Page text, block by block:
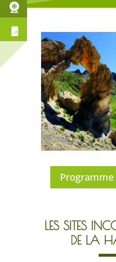
LES SITES
DE LA